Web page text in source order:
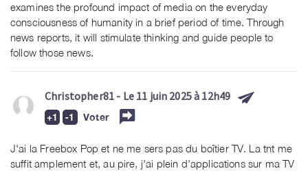
examines the profound impact of media on the everyday
consciousness of humanity in a brief period of time. Through
news reports, it will stimulate thinking and guide people to
follow those news.
Christopher81 - Le 11 juin 2025 à 12h49
Voter
J'ai la Freebox Pop et ne me sers pas du boîtier TV. La tnt me
suffit amplement et, au pire, j'ai plein d'applications sur ma TV